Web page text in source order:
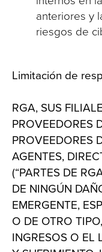
anteriores y
riesgos de
Limitación de
RGA, SUS
PROVEEDORES
PROVEEDORES
AGENTES,
(“PARTES DE
DE NINGÚN
EMERGENTE,
O DE OTRO
INGRESOS O EL